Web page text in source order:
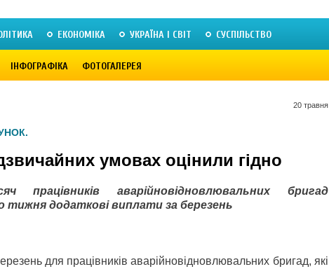
ЕКОНОМІКА УКРАЇНА І СВІТ СУСПІЛЬСТВО
ІНФОГРАФІКА ФОТОГАЛЕРЕЯ
20 травня
умовах оцінили гідно
аварійно­відновлювальних бригад
додаткові виплати за березень
для працівників аварійно­відновлювальних бригад, які